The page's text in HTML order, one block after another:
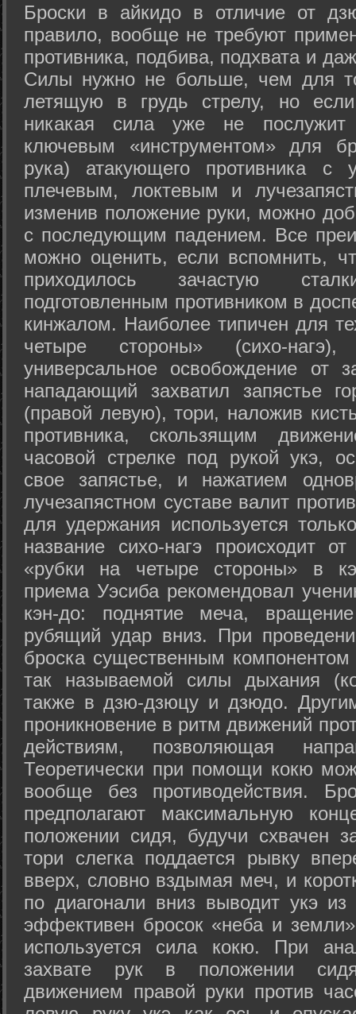
Броски в айкидо в отличие от
правило, вообще не требуют
противника, подбива, подхвата и
Силы нужно не больше, чем для
летящую в грудь стрелу, но
никакая сила уже не
ключевым «инструментом» для
рука) атакующего противника с
плечевым, локтевым и
изменив положение руки, можно
с последующим падением. Все
можно оценить, если вспомнить,
приходилось зачастую
подготовленным противником в
кинжалом. Наиболее типичен для
четыре стороны» (сихо-
универсальное освобождение от
нападающий захватил запястье
(правой левую), тори, наложив
противника, скользящим
часовой стрелке под рукой укэ,
свое запястье, и нажатием
лучезапястном суставе валит
для удержания используется
название сихо-нагэ происходит
«рубки на четыре стороны» в
приема Уэсиба рекомендовал
кэн-до: поднятие меча,
рубящий удар вниз. При
броска существенным компонентом
так называемой силы дыхания
также в дзю-дзюцу и дзюдо.
проникновение в ритм движений
действиям, позволяющая
Теоретически при помощи кокю
вообще без противодействия.
предполагают максимальную
положении сидя, будучи схвачен
тори слегка поддается рывку
вверх, словно вздымая меч, и
по диагонали вниз выводит укэ
эффективен бросок «неба и
используется сила кокю. При
захвате рук в положении
движением правой руки против